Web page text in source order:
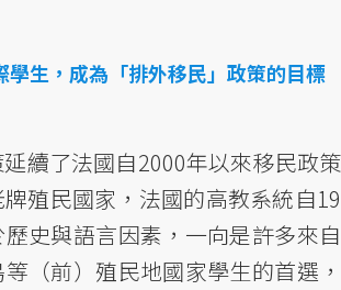
生，成為「排外移民」政策的目標
續了法國自2000年以來移民政策
殖民國家，法國的高教系統自19
史與語言因素，一向是許多來自
（前）殖民地國家學生的首選，